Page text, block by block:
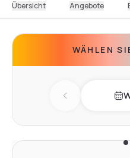
Übersicht Angebote
WÄHLEN
Previous day